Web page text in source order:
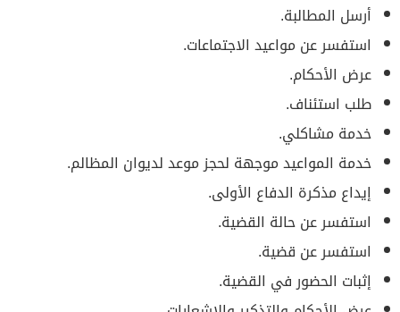
أرسل المطالبة.
استفسر عن مواعيد الاجتماعات.
عرض الأحكام.
طلب استئناف.
خدمة مشاكلي.
خدمة المواعيد موجهة لحجز موعد لديوان المظالم.
إيداع مذكرة الدفاع الأولى.
استفسر عن حالة القضية.
استفسر عن قضية.
إثبات الحضور في القضية.